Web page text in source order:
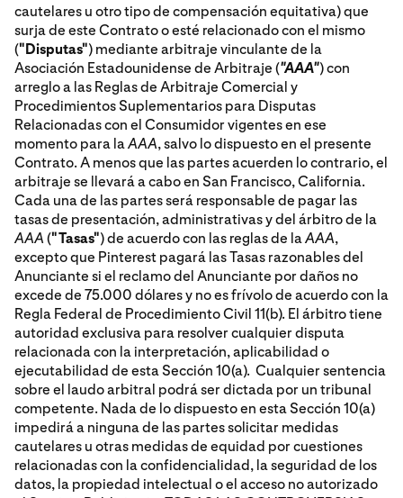
cautelares u otro tipo de compensación equitativa) que
surja de este Contrato o esté relacionado con el mismo
("Disputas") mediante arbitraje vinculante de la
Asociación Estadounidense de Arbitraje ("AAA") con
arreglo a las Reglas de Arbitraje Comercial y
Procedimientos Suplementarios para Disputas
Relacionadas con el Consumidor vigentes en ese
momento para laAAA, salvo lo dispuesto en el presente
Contrato. A menos que las partes acuerden lo contrario, el
arbitraje se llevará a cabo en San Francisco, California.
Cada una de las partes será responsable de pagar las
tasas de presentación, administrativas y del árbitro de la
AAA ("Tasas") de acuerdo con las reglas de laAAA,
excepto que Pinterest pagará las Tasas razonables del
Anunciante si el reclamo del Anunciante por daños no
excede de 75.000 dólares y no es frívolo de acuerdo con la
Regla Federal de Procedimiento Civil 11(b). El árbitro tiene
autoridad exclusiva para resolver cualquier disputa
relacionada con la interpretación, aplicabilidad o
ejecutabilidad de esta Sección 10(a). Cualquier sentencia
sobre el laudo arbitral podrá ser dictada por un tribunal
competente. Nada de lo dispuesto en esta Sección 10(a)
impedirá a ninguna de las partes solicitar medidas
cautelares u otras medidas de equidad por cuestiones
relacionadas con la confidencialidad, la seguridad de los
datos, la propiedad intelectual o el acceso no autorizado